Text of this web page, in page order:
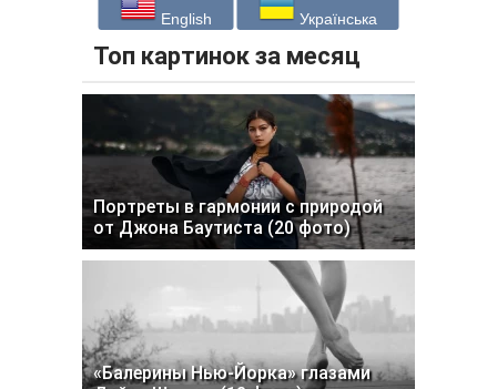
English Українська
Топ картинок за месяц
Портреты в гармонии с природой
от Джона Баутиста (20 фото)
«Балерины Нью-Йорка» глазами